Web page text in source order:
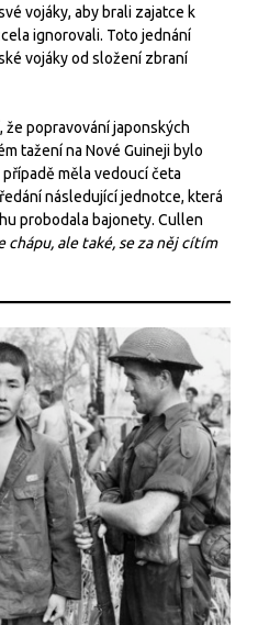
vojáky, aby brali zajatce k
ignorovali. Toto jednání
vojáky od složení zbraní
že popravování japonských
tažení na Nové Guineji bylo
měla vedoucí četa
následující jednotce, která
probodala bajonety. Cullen
chápu, ale také, se za něj cítím